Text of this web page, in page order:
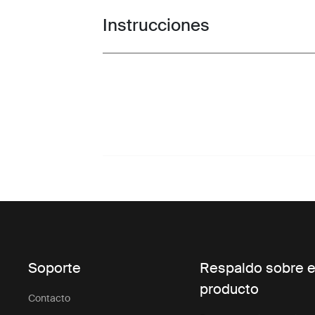
Toggle guides and instructions
Instrucciones
Soporte
Contacto
Respaldo sobre
producto